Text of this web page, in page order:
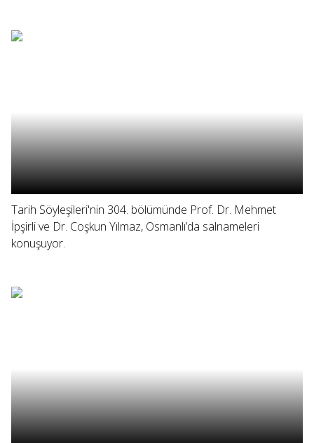
Tarih Söyleşileri'nin 304. bölümünde Prof. Dr. Mehmet
İpşirli ve Dr. Coşkun Yılmaz, Osmanlı’da salnameleri
konuşuyor.